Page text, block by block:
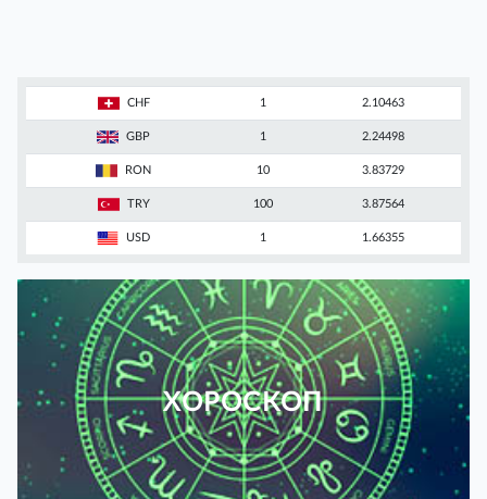
CHF 1 2.10463
GBP 1 2.24498
RON 10 3.83729
TRY 100 3.87564
USD 1 1.66355
ХОРОСКОП